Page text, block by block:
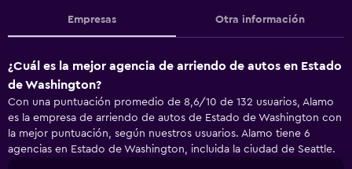
Empresas Otra información
¿Cuál es la mejor agencia de arriendo de autos en Estado
de Washington?
Con una puntuación promedio de 8,6/10 de 132 usuarios, Alamo
es la empresa de arriendo de autos de Estado de Washington con
la mejor puntuación, según nuestros usuarios. Alamo tiene 6
agencias en Estado de Washington, incluida la ciudad de Seattle.